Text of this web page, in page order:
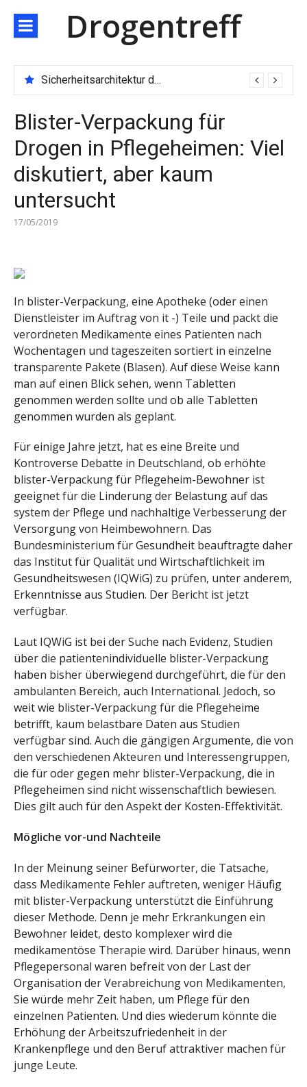
zum
Inhalt
Drogentreff
Sicherheitsarchitektur der nächsten Generation: JARXE kombiniert Multi-Wallet und MPC als Schutzschild für digitales Vertrauen
Blister-Verpackung für
Drogen in Pflegeheimen: Viel
diskutiert, aber kaum
untersucht
17/05/2019
In blister-Verpackung, eine Apotheke (oder einen
Dienstleister im Auftrag von it -) Teile und packt die
verordneten Medikamente eines Patienten nach
Wochentagen und tageszeiten sortiert in einzelne
transparente Pakete (Blasen). Auf diese Weise kann
man auf einen Blick sehen, wenn Tabletten
genommen werden sollte und ob alle Tabletten
genommen wurden als geplant.
Für einige Jahre jetzt, hat es eine Breite und
Kontroverse Debatte in Deutschland, ob erhöhte
blister-Verpackung für Pflegeheim-Bewohner ist
geeignet für die Linderung der Belastung auf das
system der Pflege und nachhaltige Verbesserung der
Versorgung von Heimbewohnern. Das
Bundesministerium für Gesundheit beauftragte daher
das Institut für Qualität und Wirtschaftlichkeit im
Gesundheitswesen (IQWiG) zu prüfen, unter anderem,
Erkenntnisse aus Studien. Der Bericht ist jetzt
verfügbar.
Laut IQWiG ist bei der Suche nach Evidenz, Studien
über die patientenindividuelle blister-Verpackung
haben bisher überwiegend durchgeführt, die für den
ambulanten Bereich, auch International. Jedoch, so
weit wie blister-Verpackung für die Pflegeheime
betrifft, kaum belastbare Daten aus Studien
verfügbar sind. Auch die gängigen Argumente, die von
den verschiedenen Akteuren und Interessengruppen,
die für oder gegen mehr blister-Verpackung, die in
Pflegeheimen sind nicht wissenschaftlich bewiesen.
Dies gilt auch für den Aspekt der Kosten-Effektivität.
Mögliche vor-und Nachteile
In der Meinung seiner Befürworter, die Tatsache,
dass Medikamente Fehler auftreten, weniger Häufig
mit blister-Verpackung unterstützt die Einführung
dieser Methode. Denn je mehr Erkrankungen ein
Bewohner leidet, desto komplexer wird die
medikamentöse Therapie wird. Darüber hinaus, wenn
Pflegepersonal waren befreit von der Last der
Organisation der Verabreichung von Medikamenten,
Sie würde mehr Zeit haben, um Pflege für den
einzelnen Patienten. Und dies wiederum könnte die
Erhöhung der Arbeitszufriedenheit in der
Krankenpflege und den Beruf attraktiver machen für
junge Leute.